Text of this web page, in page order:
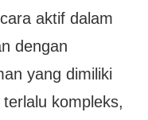
aktif dalam
dengan
yang dimiliki
kompleks,